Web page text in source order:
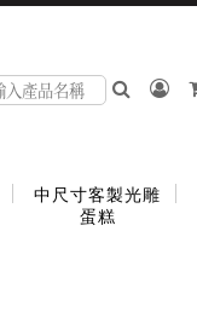
中尺寸客製光雕
蛋糕